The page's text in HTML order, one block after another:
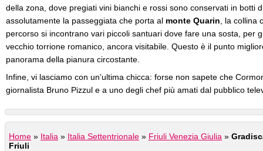
della zona, dove pregiati vini bianchi e rossi sono conservati in botti
assolutamente la passeggiata che porta al monte Quarin , la
percorso si incontrano vari piccoli santuari dove fare una sosta, per
vecchio torrione romanico, ancora visitabile. Questo è il punto
panorama della pianura circostante.
Infine, vi lasciamo con un’ultima chicca: forse non sapete che
giornalista Bruno Pizzul e a uno degli chef più amati dal pubblico
Home » Italia » Italia Settentrionale » Friuli Venezia Giulia »
Friuli